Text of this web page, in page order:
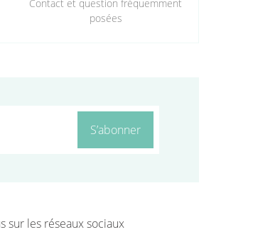
Contact et question fréquemment
posées
S’abonner
sur les réseaux sociaux